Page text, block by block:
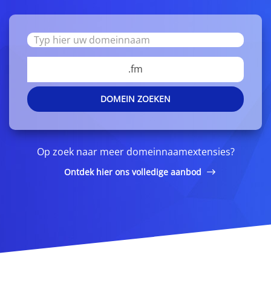
.fm
DOMEIN ZOEKEN
Op zoek naar meer domeinnaamextensies?
Ontdek hier ons volledige aanbod